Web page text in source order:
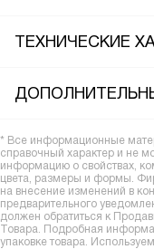
ТЕХНИЧЕСКИЕ
* Все информационные
справочный характер и не
информацию о свойствах,
цвета, размеры и формы.
на внесение изменений в
предварительного
должен обратиться к
Товара. Подробная
упаковке товара.